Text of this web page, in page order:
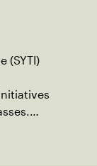
(SYTI)